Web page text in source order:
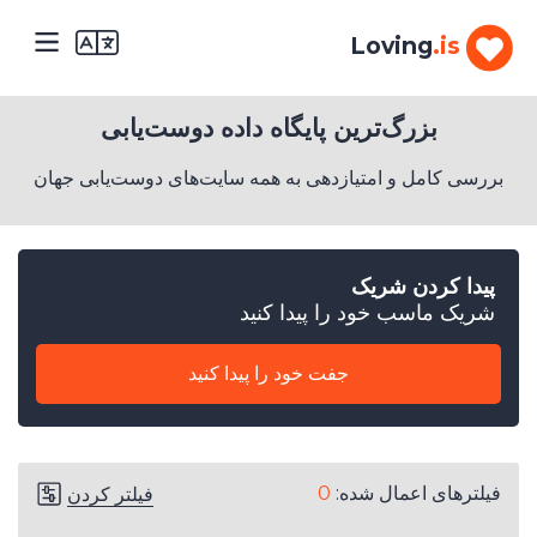
Loving.is
بزرگ‌ترین پایگاه داده دوست‌یابی
بررسی کامل و امتیازدهی به همه سایت‌های دوست‌یابی جهان
پیدا کردن شریک
شریک ماسب خود را پیدا کنید
1.
جنسیت
شما
مرد
2.
چند
جفت خود را پیدا کنید
فیلترهای اعمال شده: 0 فیلتر کردن